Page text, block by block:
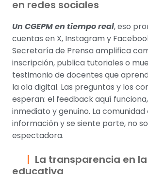
en redes sociales
Un CGEPM en tiempo real, eso
cuentas en X, Instagram y
Secretaría de Prensa amplifica
inscripción, publica tutoriales o
testimonio de docentes que
la ola digital. Las preguntas y los
esperan: el feedback aquí
inmediato y genuino. La
información y se siente parte, no
espectadora.
La transparencia en
educativa